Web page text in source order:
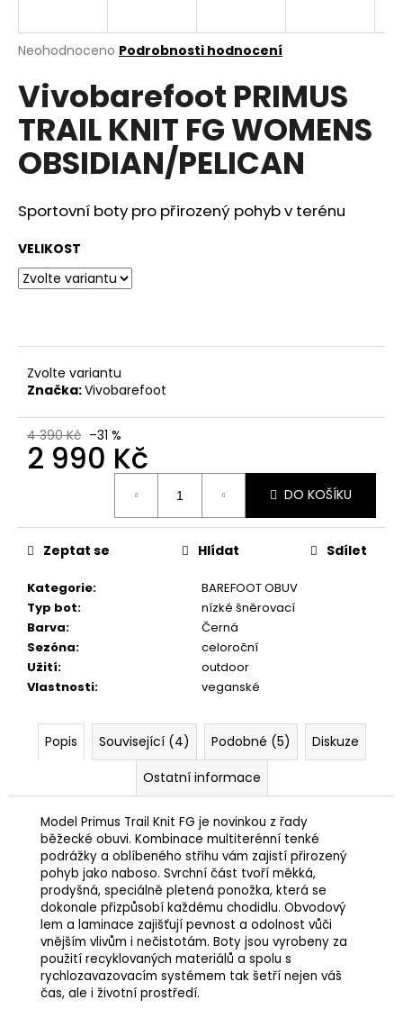
Průměrné
produktu
je
0,0
5
hvězdiček.
Neohodnoceno Podrobnosti hodnocení
Vivobarefoot PRIMUS
TRAIL KNIT FG WOMENS
OBSIDIAN/PELICAN
Sportovní boty pro přirozený pohyb v terénu
VELIKOST
Zvolte variantu
Značka:Vivobarefoot
4 390 Kč –31 %
2 990 Kč
DO KOŠÍKU
Kategorie:
BAREFOOT OBUV
Typ bot:
nízké šněrovací
Barva:
Černá
Sezóna:
celoroční
Užití:
outdoor
Vlastnosti: veganské
Zeptat se Hlídat Sdílet
Popis Související (4) Podobné (5)
Diskuze
Ostatní informace
Model Primus Trail Knit FG je novinkou z řady
běžecké obuvi. Kombinace multiterénní tenké
podrážky a oblíbeného střihu vám zajistí přirozený
pohyb jako naboso. Svrchní část tvoří měkká,
prodyšná, speciálně pletená ponožka, která se
dokonale přizpůsobí každému chodidlu. Obvodový
lem a laminace zajišťují pevnost a odolnost vůči
vnějším vlivům i nečistotám. Boty jsou vyrobeny za
použití recyklovaných materiálů a spolu s
rychlozavazovacím systémem tak šetří nejen váš
čas, ale i životní prostředí.
j
t
?
HLEDAT
D
o
u
u
VLOŽKY
PAMĚŤOVOU
PĚNOU
89
Kč